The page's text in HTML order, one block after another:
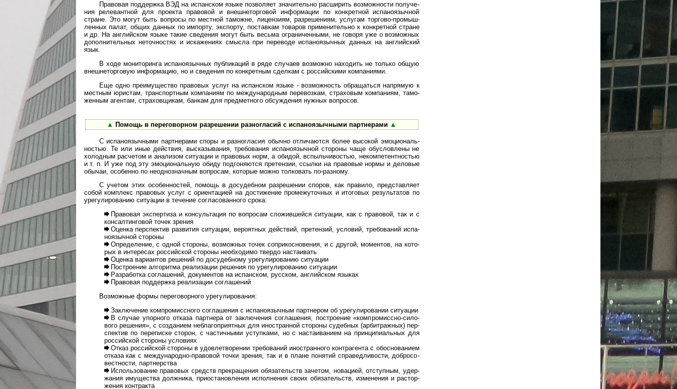
Правовая поддержка ВЭД на испанском языке поз­во­ляет зна­чи­те­льно рас­ши­рить воз­мож­но­сти полу­че­
ния реле­ван­т­ной для про­екта пра­во­вой и внеш­не­тор­го­вой инфор­ма­ции по конк­рет­ной испа­но­языч­ной
стране. Это могут быть воп­росы по мест­ной тамо­жне, лицен­зиям, раз­реше­ниям, услу­гам тор­го­во-­про­мыш­
лен­ных палат, общих дан­ных по импо­рту, экспо­рту, постав­кам това­ров приме­ните­льно к конк­рет­ной стране
и др. На англий­ском языке такие све­де­ния могут быть весьма огра­ничен­ными, не говоря уже о возмож­ных
допол­ни­тель­ных неточ­нос­тях и иска­же­ниях смы­сла при пере­воде испа­но­языч­ных дан­ных на анг­лий­ский
язык.
В ходе мониторинга испаноязычных публика­ций в ряде слу­чаев воз­мо­жно нахо­дить не только общую
внеш­не­тор­го­вую инфор­ма­цию, но и све­де­ния по конк­рет­ным сдел­кам с рос­сий­скими ком­па­ниями.
Еще одно преимущество правовых услуг на испан­ском языке - воз­мож­ность обра­ща­ться напря­мую к
мест­ным юрис­там, транс­порт­ным ком­па­ниям по между­на­род­ным пере­воз­кам, стра­хо­вым ком­па­ниям, та­мо­
жен­ным аген­там, стра­хов­щи­кам, бан­кам для пред­мет­ного обсуж­де­ния нуж­ных воп­росов.
▲ Помощь в переговорном разрешении разногла­сий с испа­но­языч­ными парт­нерами ▲
С испаноязычными партнерами споры и разно­гла­сия обычно отли­ча­ются более высо­кой эмо­ци­о­наль­
нос­тью. Те или иные дейст­вия, выска­зы­ва­ния, тре­бо­ва­ния испа­но­языч­ной сто­роны чаще обу­слов­лены не
холод­ным рас­че­том и ана­ли­зом ситу­а­ции и пра­во­вых норм, а оби­дой, вспыль­чи­во­стью, неком­пе­тент­нос­тью
и т. п. И уже под эту эмо­цио­наль­ную обиду под­го­ня­ются пре­тен­зии, ссы­лки на пра­во­вые нормы и дело­вые
обы­чаи, осо­бенно по неодно­знач­ным воп­ро­сам, кото­рые можно тол­ко­вать по-разному.
С учетом этих особенностей, помощь в досудеб­ном раз­ре­ше­нии спо­ров, как пра­вило, пред­став­ляет
собой комп­лекс пра­во­вых услуг с ори­ен­та­цией на дости­же­ние про­ме­жу­точ­ных и ито­го­вых резу­ль­та­тов по
уре­гу­ли­ро­ва­нию ситу­а­ции в тече­ние согла­со­ван­ного срока:
Правовая экспертиза и консультация по вопро­сам сло­жив­ше­йся ситу­а­ции, как с пра­во­вой, так и с
кон­сал­тин­го­вой точек зрения
Оценка перспектив развития ситуации, вероят­ных дей­ст­вий, пре­тен­зий, усло­вий, тре­бо­ва­ний ис­па­
но­языч­ной сто­роны
Определение, с одной стороны, возможных точек сопри­кос­но­ве­ния, и с дру­гой, момен­тов, на кото­
рых в инте­ре­сах рос­сий­ской сто­роны необ­хо­димо тве­рдо наста­ивать
Оценка вариантов решений по досудеб­ному уре­гу­ли­ро­ва­нию ситу­ации
Построение алгоритма реализации решения по уре­гу­ли­ро­ва­нию ситу­ации
Разработка соглашений, документов на испан­ском, рус­ском, анг­лий­ском языках
Правовая поддержка реализации соглашений
Возможные формы переговорного урегулирования:
Заключение компромиссного соглашения с испано­языч­ным парт­не­ром об уре­гу­ли­ро­ва­нии ситу­ации
В случае упорного отказа партнера от заключения согла­ше­ния, постро­е­ние «ком­про­мис­сно-сило­
вого реше­ния», с созда­нием небла­го­при­ят­ных для ино­ст­ран­ной сто­роны судеб­ных (арбит­раж­ных) пер­
с­пек­тив по пере­пи­ске сто­рон, с час­тич­ными уступ­ками, но с настаи­ва­нием на прин­ци­пи­аль­ных для
рос­сий­ской сто­роны усло­виях
Отказ российской стороны в удовлетворении требований ино­ст­ран­ного контр­аге­нта с обо­сно­ва­нием
отказа как с меж­ду­на­род­но-­пра­во­вой точки зре­ния, так и в плане поня­тий спра­вед­ли­во­сти, доб­ро­со­
вест­нос­ти, парт­нерства
Использование правовых средств прекращения обязательств заче­том, нова­цией, отступ­ным, удер­
жа­ния иму­ще­ства долж­ника, при­оста­нов­ле­ния испол­не­ния своих обя­за­тельств, изме­не­ния и рас­тор­
же­ния конт­ракта